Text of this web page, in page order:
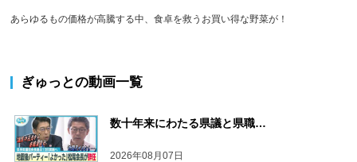
あらゆるもの価格が高騰する中、食卓を救うお買い得な野菜が！
ぎゅっとの動画一覧
数十年来にわたる県議と県職…
2026年08月07日